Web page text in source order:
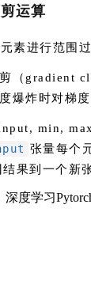
运算
素进行范围
（gradient
爆炸时对梯
min,
张量每个
果到一个新